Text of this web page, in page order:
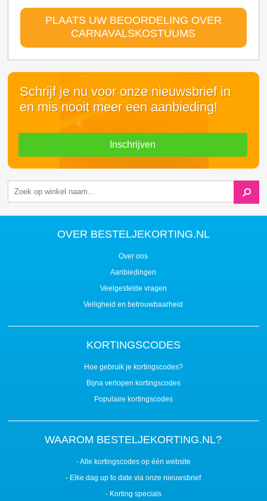
PLAATS UW BEOORDELING OVER
CARNAVALSKOSTUUMS
Schrijf je nu voor onze nieuwsbrief in
en mis nooit meer een aanbieding!
Inschrijven
OVER BESTELJEKORTING.NL
Over ons
Aanbiedingen
Veelgestelde vragen
Veiligheid en betrouwbaarheid
KORTINGSCODES
Hoe gebruik je kortingscodes?
Bijna verlopen kortingscodes
Populaire kortingscodes
WAAROM BESTELJEKORTING.NL?
- Alle kortingscodes op één website
- Elke dag up to date via onze nieuwsbrief
- Korting specials